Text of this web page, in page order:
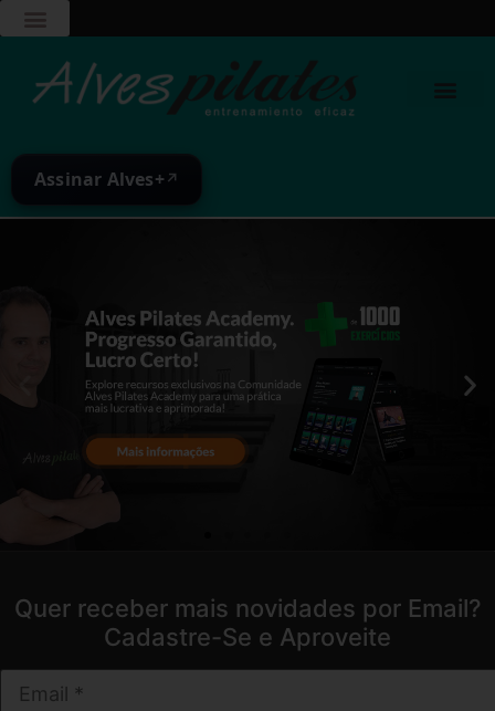
Assinar Alves+ ↗
Quer receber mais novidades por Email?
Cadastre-Se e Aproveite